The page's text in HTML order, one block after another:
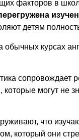
факторов в
детям
курсах
которые могут
что
который они